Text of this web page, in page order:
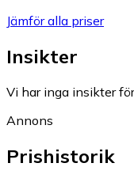
Jämför alla priser
Insikter
Vi har inga insikter
Annons
Prishistorik